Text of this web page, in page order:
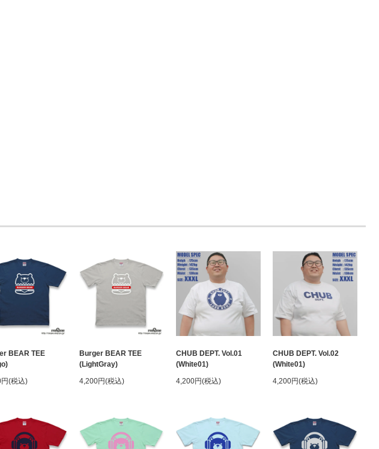
BEAR TEE
(税込)
Burger BEAR TEE
(LightGray)
4,200円(税込)
CHUB DEPT. Vol.01
(White01)
4,200円(税込)
CHUB DEPT. Vol.02
(White01)
4,200円(税込)